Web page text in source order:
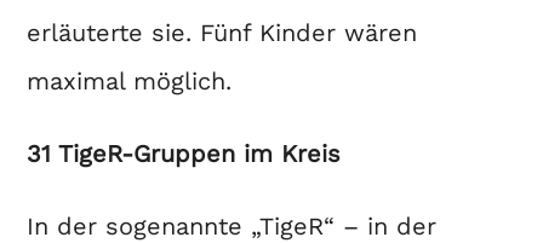
erläuterte sie. Fünf Kinder wären
maximal möglich.
31 TigeR-Gruppen im Kreis
In der sogenannte „TigeR“ – in der